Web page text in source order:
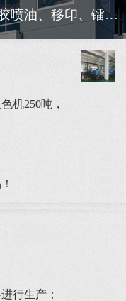
专注于双色注塑产品及五金、塑胶喷油、移印、镭雕等一条龙服务
机250吨，
行生产；